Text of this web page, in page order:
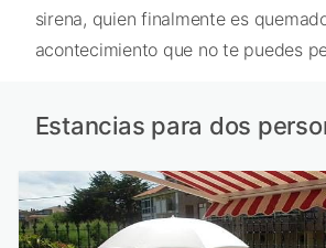
sirena, quien finalmente es
acontecimiento que no te puedes
Estancias para dos